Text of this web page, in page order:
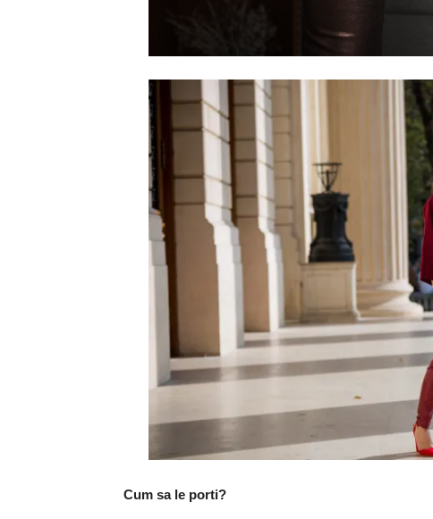
Cum sa le porti?